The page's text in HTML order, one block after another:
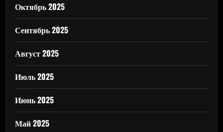
Октябрь 2025
Сентябрь 2025
Август 2025
Июль 2025
Июнь 2025
Май 2025